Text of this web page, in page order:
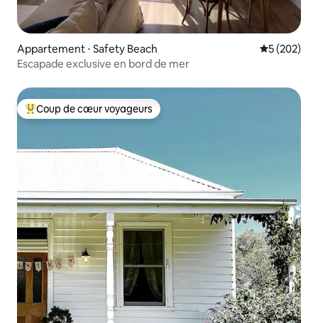
Appartement ⋅ Safety Beach Évaluation
5 (202)
Escapade exclusive en bord de mer
Coups de cœur voyageurs les plus appréciés
Coup de cœur voyageurs